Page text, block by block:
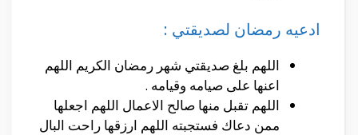
ادعيه رمضان لصديقتي :
اللهم بلغ صديقتي شهر رمضان الكريم اللهم
اعنها على صيامه وقيامه .
اللهم تقبل منها صالح الاعمال اللهم اجعلها
ممن دعاك فستجبته اللهم ارزقها راحت البال